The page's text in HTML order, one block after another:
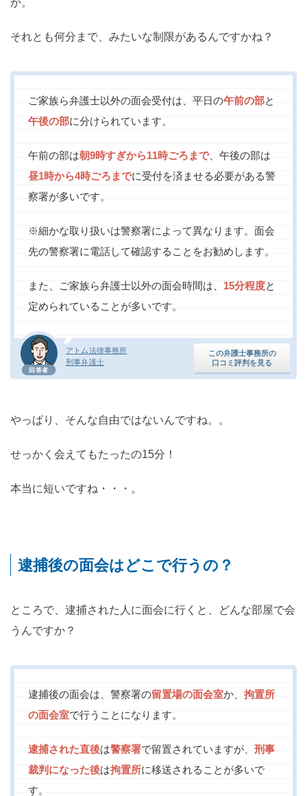
それとも何分まで、みたいな制限があるんですかね？
回答者
アトム法律事務所
刑事弁護士
この弁護士事務所の
口コミ評判を見る
ご家族ら弁護士以外の面会受付は、平日の午前の部と
午後の部に分けられています。
午前の部は朝9時すぎから11時ごろまで、午後の部は
昼1時から4時ごろまでに受付を済ませる必要がある警
察署が多いです。
※細かな取り扱いは警察署によって異なります。面会
先の警察署に電話して確認することをお勧めします。
また、ご家族ら弁護士以外の面会時間は、 15分程度と
定められていることが多いです。
やっぱり、そんな自由ではないんですね。。
せっかく会えてもたったの15分！
本当に短いですね・・・。
逮捕後の面会はどこで行うの？
ところで、逮捕された人に面会に行くと、どんな部屋で会
うんですか？
逮捕後の面会は、警察署の留置場の面会室か、 拘置所
の面会室で行うことになります。
逮捕された直後は警察署で留置されていますが、 刑事
裁判になった後は拘置所に移送されることが多いで
す。